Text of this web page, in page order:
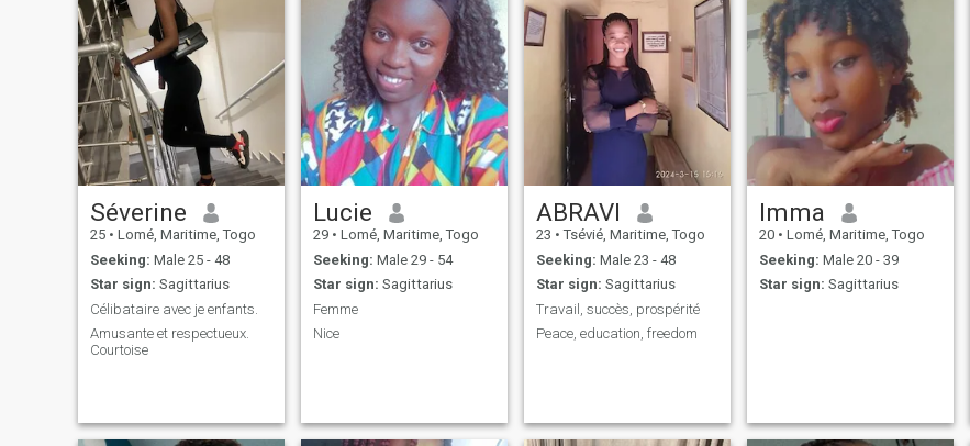
Séverine
25 • Lomé, Maritime, Togo
Seeking: Male 25 - 48
Star sign: Sagittarius
Célibataire avec je enfants.
Amusante et respectueux.
Courtoise
Lucie
29 • Lomé, Maritime, Togo
Seeking: Male 29 - 54
Star sign: Sagittarius
Femme
Nice
ABRAVI
23 • Tsévié, Maritime, Togo
Seeking: Male 23 - 48
Star sign: Sagittarius
Travail, succès, prospérité
Peace, education, freedom
Imma
20 • Lomé, Maritime, Togo
Seeking: Male 20 - 39
Star sign: Sagittarius